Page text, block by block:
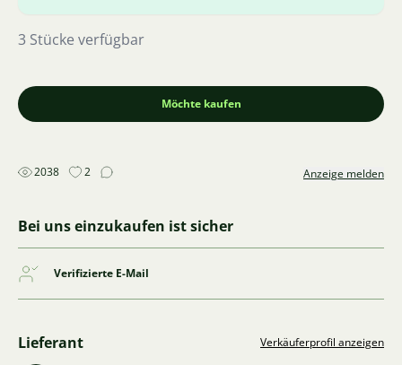
3 Stücke verfügbar
Möchte kaufen
2038 2 Anzeige melden
Bei uns einzukaufen ist sicher
Verifizierte E-Mail
Lieferant Verkäuferprofil anzeigen